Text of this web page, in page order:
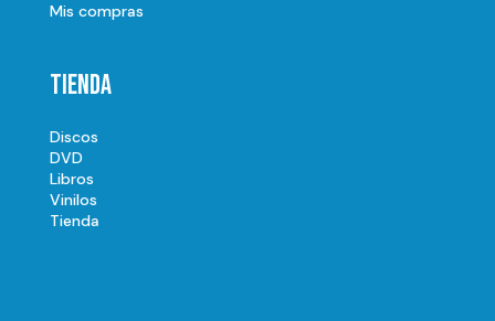
Mis compras
Tienda
Discos
DVD
Libros
Vinilos
Tienda